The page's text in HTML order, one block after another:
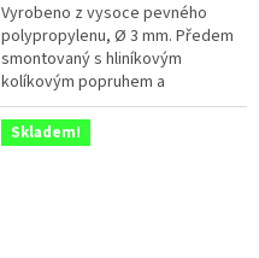
Vyrobeno z vysoce pevného
polypropylenu, Ø 3 mm. Předem
smontovaný s hliníkovým
kolíkovým popruhem a
hliníkovým napínákem se třemi
otvory. Balení po 4 kusech.
Skladem!